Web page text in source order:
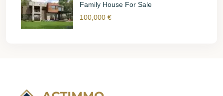
Family House For Sale
100,000 €